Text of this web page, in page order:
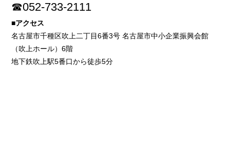
☎052-733-2111
■アクセス
名古屋市千種区吹上二丁目6番3号 名古屋市中小企業振興会館
（吹上ホール）6階
地下鉄吹上駅5番口から徒歩5分